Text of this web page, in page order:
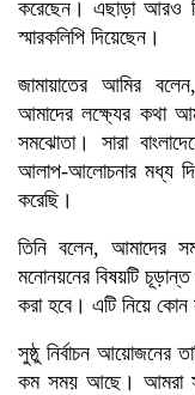
করেছেন। এছাড়া আরও
স্মারকলিপি দিয়েছেন।
জামায়াতের আমির
আমাদের লক্ষ্যের কথা
সমঝোতা। সারা
আলাপ-আলোচনার মধ্য
করেছি।
তিনি বলেন, আমাদের
মনোনয়নের বিষয়টি
করা হবে। এটি নিয়ে কোন
সুষ্ঠু নির্বাচন আয়োজনের
কম সময় আছে। আমরা